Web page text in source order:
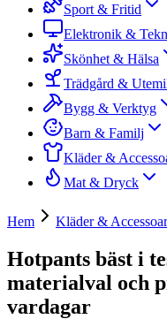
Sport & Fritid
Elektronik &
Skönhet & Hälsa
Trädgård &
Bygg & Verktyg
Barn & Familj
Kläder &
Mat & Dryck
Hem Kläder &
Hotpants bäst i
materialval och
vardagar